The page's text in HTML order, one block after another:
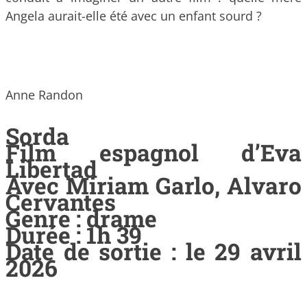
Angela aurait-elle été avec un enfant sourd ?
Anne Randon
Sorda
Film espagnol d’Eva
Libertad
Avec Miriam Garlo, Alvaro
Cervantes
Genre : drame
Durée : 1h 39
Date de sortie : le 29 avril
2026